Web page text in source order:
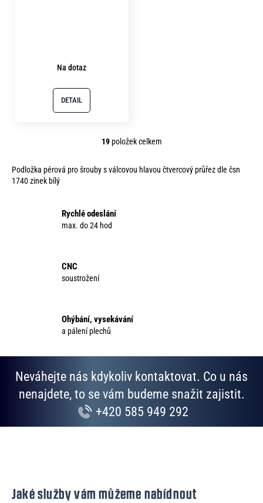
Na dotaz
DETAIL
O
l
v
i
u
19položek celkem
Podložka pérová pro šrouby s válcovou hlavou čtvercový průřez dle čsn
1740 zinek bílý
Rychlé odeslání
max. do 24 hod
CNC
soustrožení
Ohýbání, vysekávání
a pálení plechů
Neváhejte nás kdykoliv kontaktovat. Co u nás
nenajdete, to se vám budeme snažit zajistit.
+420 585 949 292
Jaké služby vám můžeme nabídnout